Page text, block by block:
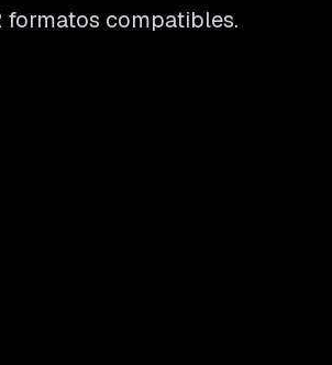
formatos compatibles.